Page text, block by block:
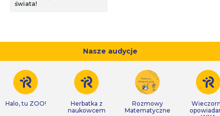
świata!
Nasze audycje
Halo, tu ZOO!
Herbatka z
naukowcem
Rozmowy
Matematyczne